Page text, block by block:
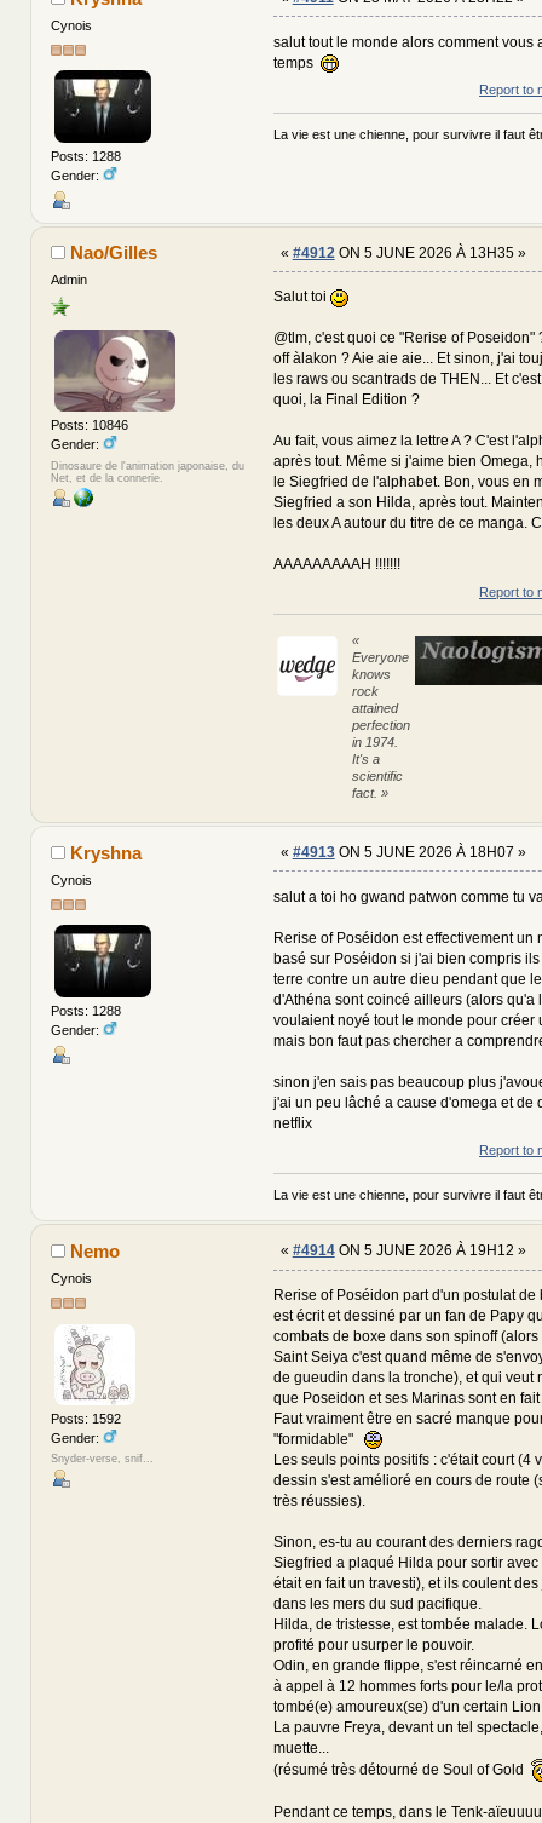
Cynois
Posts: 1288
Gender:
salut tout le monde alors comment vous
temps
Report to
La vie est une chienne, pour survivre il faut
Nao/Gilles
Admin
Posts: 10846
Gender:
Dinosaure de l'animation japonaise, du
Net, et de la connerie.
« #4912 ON 5 JUNE 2026 À 13H35 »
Salut toi
@tlm, c'est quoi ce "Rerise of Poseidon"
off àlakon ? Aie aie aie... Et sinon, j'ai
les raws ou scantrads de THEN... Et
quoi, la Final Edition ?
Au fait, vous aimez la lettre A ? C'est
après tout. Même si j'aime bien Omega,
le Siegfried de l'alphabet. Bon, vous en
Siegfried a son Hilda, après tout.
les deux A autour du titre de ce manga.
AAAAAAAAAH !!!!!!!
Report to
«
Everyone
knows
rock
attained
perfection
in 1974.
It's a
scientific
fact. »
Kryshna
Cynois
Posts: 1288
Gender:
« #4913ON 5 JUNE 2026 À 18H07 »
salut a toi ho gwand patwon comme tu
Rerise of Poséidon est effectivement un
basé sur Poséidon si j'ai bien compris
terre contre un autre dieu pendant que
d'Athéna sont coincé ailleurs (alors qu'a
voulaient noyé tout le monde pour créer
mais bon faut pas chercher a
sinon j'en sais pas beaucoup plus
j'ai un peu lâché a cause d'omega et de
netflix
Report to
La vie est une chienne, pour survivre il faut
Nemo
Cynois
Posts: 1592
Gender:
Snyder-verse, snif...
« #4914ON 5 JUNE 2026 À 19H12 »
Rerise of Poséidon part d'un postulat de
est écrit et dessiné par un fan de Papy
combats de boxe dans son spinoff
Saint Seiya c'est quand même de
de gueudin dans la tronche), et qui veut
que Poseidon et ses Marinas sont en
Faut vraiment être en sacré manque
"formidable"
Les seuls points positifs : c'était court (4
dessin s'est amélioré en cours de route
très réussies).
Sinon, es-tu au courant des derniers
Siegfried a plaqué Hilda pour sortir
était en fait un travesti), et ils coulent
dans les mers du sud pacifique.
Hilda, de tristesse, est tombée malade.
profité pour usurper le pouvoir.
Odin, en grande flippe, s'est réincarné
à appel à 12 hommes forts pour le/la
tombé(e) amoureux(se) d'un certain
La pauvre Freya, devant un tel
muette...
(résumé très détourné de Soul of Gold
Pendant ce temps, dans le Tenk-